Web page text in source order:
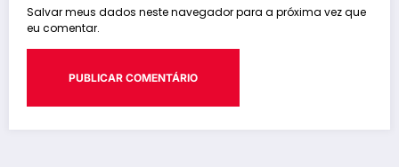
Salvar meus dados neste navegador para a próxima vez que
eu comentar.